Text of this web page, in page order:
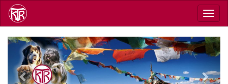
Skip
main
Previous Next